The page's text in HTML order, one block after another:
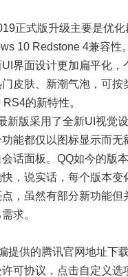
正式版升级主要是优
10 Redstone 4兼容性
界面设计更加扁平化，
皮肤、新潮气泡，可按
的新特性。
新版采用了全新UI视觉
能都仅以图标显示而无
话面板。QQ如今的版
，说实话，每个版本变
，虽然有部分新功能但
求。
提供的腾讯官网地址下
可协议，点击自定义选